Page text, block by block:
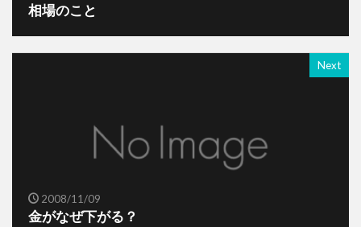
相場のこと
Next
2008/11/09
金がなぜ下がる？